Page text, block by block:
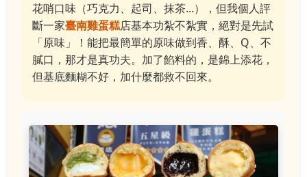
花哨口味（巧克力、起司、抹茶...），但我個人評
斷一家臺南雞蛋糕店基本功紮不紮實，絕對是先試
「原味」！能把最簡單的原味做到香、酥、Q、不
膩口，那才是真功夫。加了餡料的，是錦上添花，
但基底麵糊不好，加什麼都救不回來。